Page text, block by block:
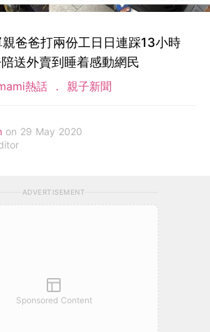
親爸爸打兩份工日日連踩13小時
送外賣到睡着感動網民
熱話 親子新聞
on 29 May 2020
ADVERTISEMENT
Sponsored Content